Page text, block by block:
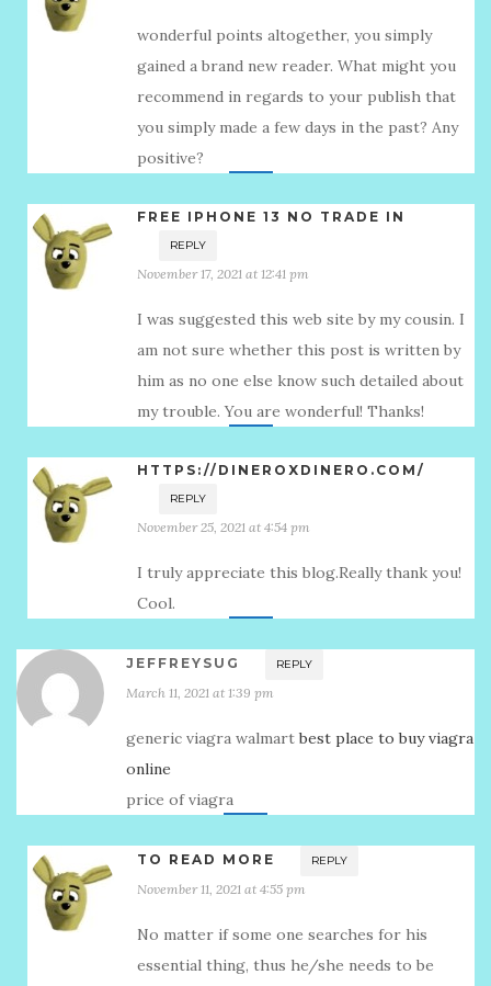
wonderful points altogether, you simply
gained a brand new reader. What might you
recommend in regards to your publish that
you simply made a few days in the past? Any
positive?
FREE IPHONE 13 NO TRADE IN
REPLY
November 17, 2021 at 12:41 pm
I was suggested this web site by my cousin. I
am not sure whether this post is written by
him as no one else know such detailed about
my trouble. You are wonderful! Thanks!
HTTPS://DINEROXDINERO.COM/
REPLY
November 25, 2021 at 4:54 pm
I truly appreciate this blog.Really thank you!
Cool.
JEFFREYSUG REPLY
March 11, 2021 at 1:39 pm
generic viagra walmartbest place to buy viagra
online
price of viagra
TO READ MORE REPLY
November 11, 2021 at 4:55 pm
No matter if some one searches for his
essential thing, thus he/she needs to be